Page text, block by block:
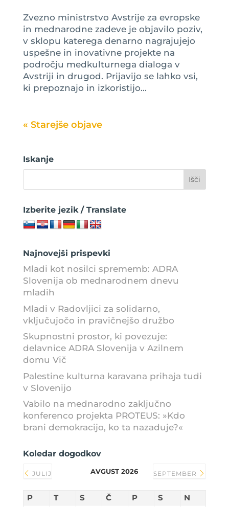
Zvezno ministrstvo Avstrije za evropske
in mednarodne zadeve je objavilo poziv,
v sklopu katerega denarno nagrajujejo
uspešne in inovativne projekte na
področju medkulturnega dialoga v
Avstriji in drugod. Prijavijo se lahko vsi,
ki prepoznajo in izkoristijo...
« Older Entries
Iskanje
Izberite jezik / Translate
Najnovejši prispevki
Mladi kot nosilci sprememb: ADRA
Slovenija ob mednarodnem dnevu
mladih
Mladi v Radovljici za solidarno,
vključujočo in pravičnejšo družbo
Skupnostni prostor, ki povezuje:
delavnice ADRA Slovenija v Azilnem
domu Vič
Palestine kulturna karavana prihaja tudi
v Slovenijo
Vabilo na mednarodno zaključno
konferenco projekta PROTEUS: »Kdo
brani demokracijo, ko ta nazaduje?«
Koledar dogodkov
JULIJ AVGUST 2026 SEPTEMBER
P T S Č P S N